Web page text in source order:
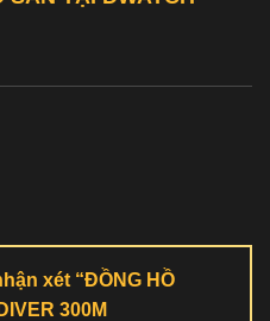
xét “ĐỒNG HỒ
300M